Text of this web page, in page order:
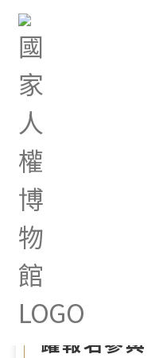
首頁
靈動創新‧堅韌前行
Aug 12, 2025 |
灣文化遺產
創新‧堅韌
躍報名參與